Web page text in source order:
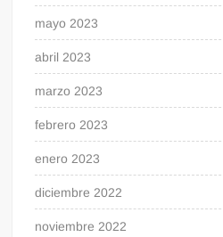
mayo 2023
abril 2023
marzo 2023
febrero 2023
enero 2023
diciembre 2022
noviembre 2022